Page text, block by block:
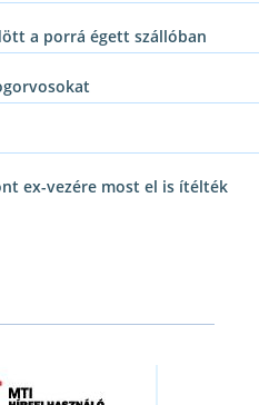
a porrá égett szállóban
ex-vezére most el is ítélték